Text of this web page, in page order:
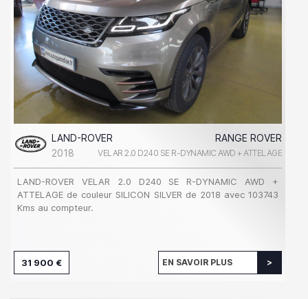
LAND-ROVER
RANGE ROVER
2018
VELAR 2.0 D240 SE R-DYNAMIC AWD + ATTELAGE
LAND-ROVER VELAR 2.0 D240 SE R-DYNAMIC AWD +
ATTELAGE de couleur SILICON SILVER de 2018 avec 103743
Kms au compteur.
31 900 € EN SAVOIR PLUS